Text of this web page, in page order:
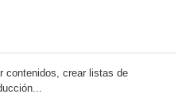
contenidos, crear listas de